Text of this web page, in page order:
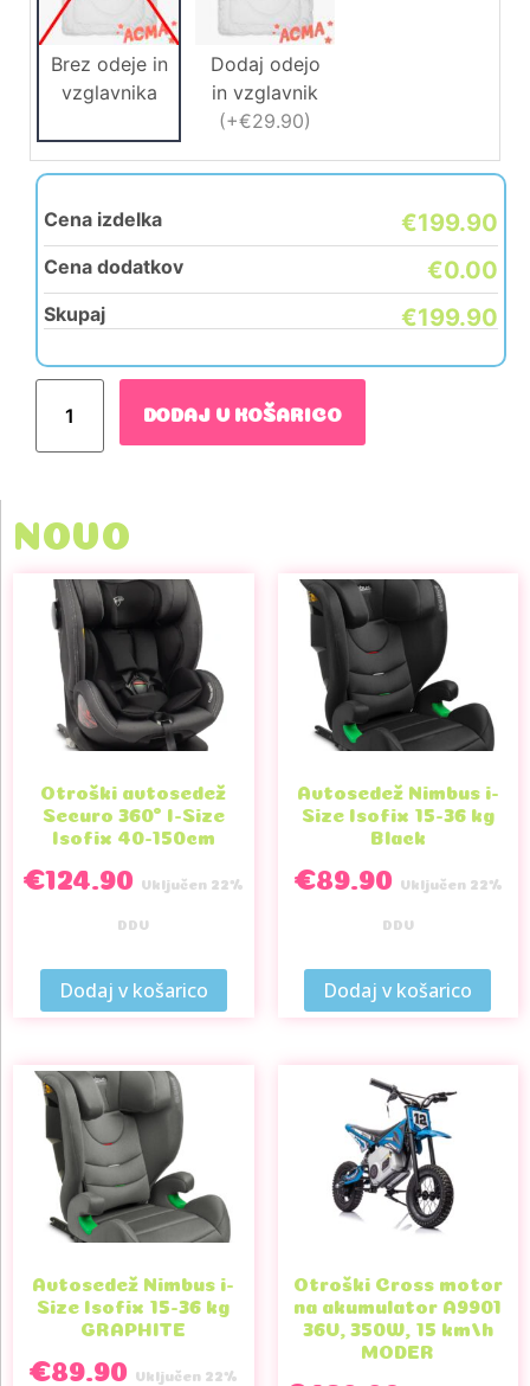
Brez odeje in
vzglavnika
Dodaj odejo
in vzglavnik
(+€29.90)
Cena izdelka €199.90
Cena dodatkov €0.00
Skupaj €199.90
DODAJ V KOŠARICO
NOVO
Otroški avtosedež
Securo 360° I-Size
Isofix 40-150cm
€124.90 Vključen 22%
DDV
Dodaj v košarico
Avtosedež Nimbus i-
Size Isofix 15-36 kg
Black
€89.90 Vključen 22%
DDV
Dodaj v košarico
Avtosedež Nimbus i-
Size Isofix 15-36 kg
GRAPHITE
€89.90 Vključen 22%
Otroški Cross motor
na akumulator A9901
36V, 350W, 15 km/h
MODER